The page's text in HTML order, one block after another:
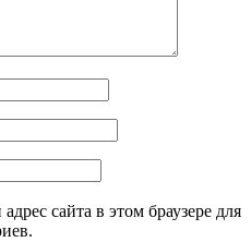
сайта в этом браузере для